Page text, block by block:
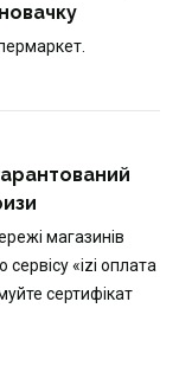
магазинів
сервісу «izi оплата
сертифікат